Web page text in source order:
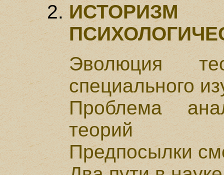
Эволюция
специального
Проблема
теорий
Предпосылки